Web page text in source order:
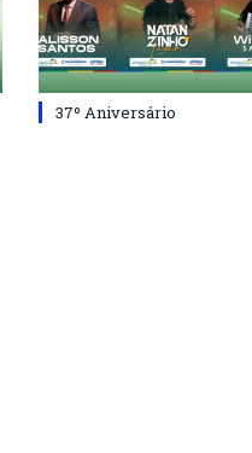
37º Aniversário